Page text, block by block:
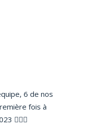
6 de nos
fois à
🏃🏻‍♂️